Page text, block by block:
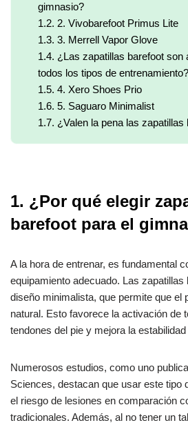
gimnasio?
1.2. 2. Vivobarefoot Primus Lite
1.3. 3. Merrell Vapor Glove
1.4. ¿Las zapatillas barefoot son
todos los tipos de entrenamiento?
1.5. 4. Xero Shoes Prio
1.6. 5. Saguaro Minimalist
1.7. ¿Valen la pena las
1. ¿Por qué elegir
barefoot para el
A la hora de entrenar, es fundamental
equipamiento adecuado. Las
diseño minimalista, que permite que el
natural. Esto favorece la activación de
tendones del pie y mejora la
Numerosos estudios, como uno
Sciences, destacan que usar este tipo
el riesgo de lesiones en comparación
tradicionales. Además, al no tener un